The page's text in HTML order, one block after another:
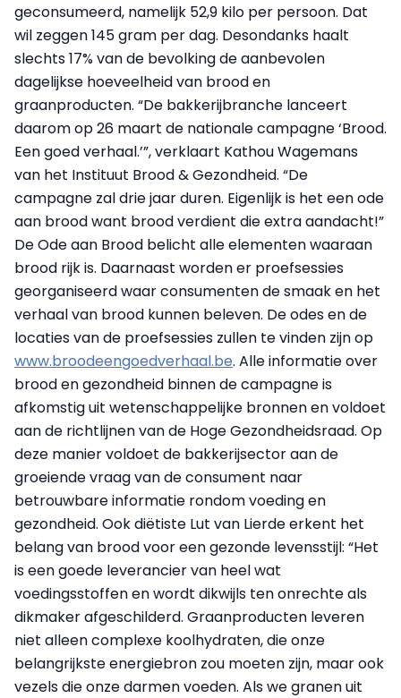
geconsumeerd, namelijk 52,9 kilo per persoon. Dat
wil zeggen 145 gram per dag. Desondanks haalt
slechts 17% van de bevolking de aanbevolen
dagelijkse hoeveelheid van brood en
graanproducten. “De bakkerijbranche lanceert
daarom op 26 maart de nationale campagne ‘Brood.
Een goed verhaal.’”, verklaart Kathou Wagemans
van het Instituut Brood & Gezondheid. “De
campagne zal drie jaar duren. Eigenlijk is het een ode
aan brood want brood verdient die extra aandacht!”
De Ode aan Brood belicht alle elementen waaraan
brood rijk is. Daarnaast worden er proefsessies
georganiseerd waar consumenten de smaak en het
verhaal van brood kunnen beleven. De odes en de
locaties van de proefsessies zullen te vinden zijn op
www.broodeengoedverhaal.be. Alle informatie over
brood en gezondheid binnen de campagne is
afkomstig uit wetenschappelijke bronnen en voldoet
aan de richtlijnen van de Hoge Gezondheidsraad. Op
deze manier voldoet de bakkerijsector aan de
groeiende vraag van de consument naar
betrouwbare informatie rondom voeding en
gezondheid. Ook diëtiste Lut van Lierde erkent het
belang van brood voor een gezonde levensstijl: “Het
is een goede leverancier van heel wat
voedingsstoffen en wordt dikwijls ten onrechte als
dikmaker afgeschilderd. Graanproducten leveren
niet alleen complexe koolhydraten, die onze
belangrijkste energiebron zou moeten zijn, maar ook
vezels die onze darmen voeden. Als we granen uit